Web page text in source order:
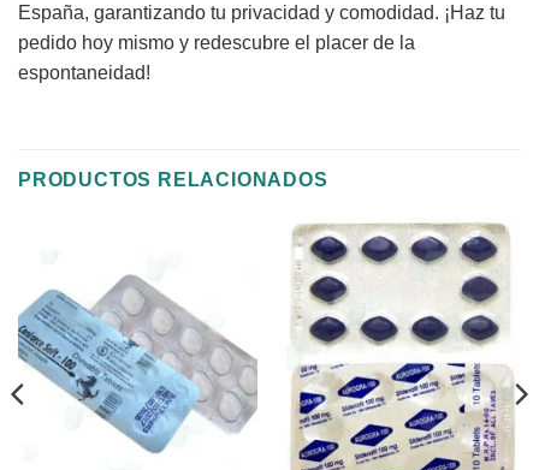
España, garantizando tu privacidad y comodidad. ¡Haz tu
pedido hoy mismo y redescubre el placer de la
espontaneidad!
PRODUCTOS RELACIONADOS